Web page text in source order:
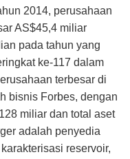
2014, perusahaan
AS$45,4 miliar
pada tahun yang
ke-117 dalam
terbesar di
bisnis Forbes, dengan
miliar dan total aset
adalah penyedia
reservoir,